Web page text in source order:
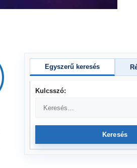
Egyszerű keresés
Kulcsszó:
Keresés